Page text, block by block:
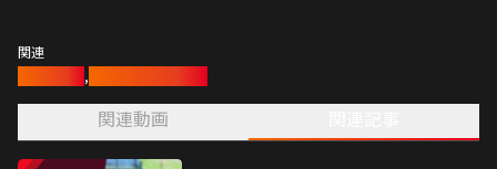
関連
,
関連動画